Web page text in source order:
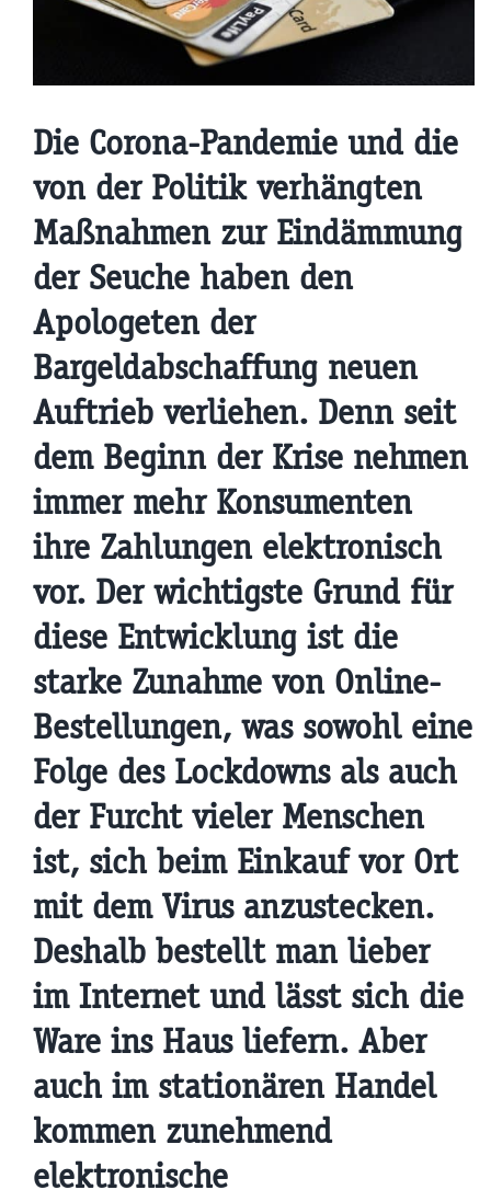
Die Corona-Pandemie und die
von der Politik verhängten
Maßnahmen zur Eindämmung
der Seuche haben den
Apologeten der
Bargeldabschaffung neuen
Auftrieb verliehen. Denn seit
dem Beginn der Krise nehmen
immer mehr Konsumenten
ihre Zahlungen elektronisch
vor. Der wichtigste Grund für
diese Entwicklung ist die
starke Zunahme von Online-
Bestellungen, was sowohl eine
Folge des Lockdowns als auch
der Furcht vieler Menschen
ist, sich beim Einkauf vor Ort
mit dem Virus anzustecken.
Deshalb bestellt man lieber
im Internet und lässt sich die
Ware ins Haus liefern. Aber
auch im stationären Handel
kommen zunehmend
elektronische